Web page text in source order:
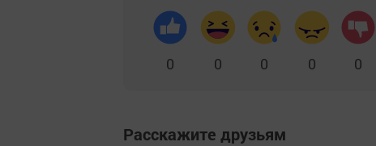
0 0 0 0 0
Расскажите друзьям